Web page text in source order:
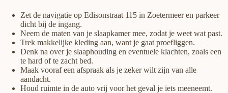
Zet de navigatie op Edisonstraat 115 in Zoetermeer en parkeer
dicht bij de ingang.
Neem de maten van je slaapkamer mee, zodat je weet wat past.
Trek makkelijke kleding aan, want je gaat proefliggen.
Denk na over je slaaphouding en eventuele klachten, zoals een
te hard of te zacht bed.
Maak vooraf een afspraak als je zeker wilt zijn van alle
aandacht.
Houd ruimte in de auto vrij voor het geval je iets meeneemt.